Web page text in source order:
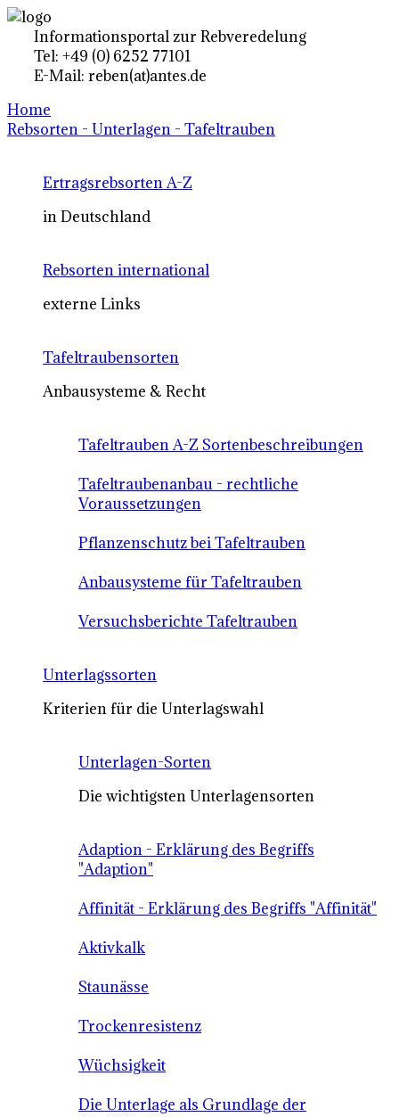
Informationsportal zur Rebveredelung
Tel: +49 (0) 6252 77101
E-Mail: reben(at)antes.de
Home
Rebsorten - Unterlagen - Tafeltrauben
Ertragsrebsorten A-Z
in Deutschland
Rebsorten international
externe Links
Tafeltraubensorten
Anbausysteme & Recht
Tafeltrauben A-Z Sortenbeschreibungen
Tafeltraubenanbau - rechtliche
Voraussetzungen
Pflanzenschutz bei Tafeltrauben
Anbausysteme für Tafeltrauben
Versuchsberichte Tafeltrauben
Unterlagssorten
Kriterien für die Unterlagswahl
Unterlagen-Sorten
Die wichtigsten Unterlagensorten
Adaption - Erklärung des Begriffs
"Adaption"
Affinität - Erklärung des Begriffs "Affinität"
Aktivkalk
Staunässe
Trockenresistenz
Wüchsigkeit
Die Unterlage als Grundlage der